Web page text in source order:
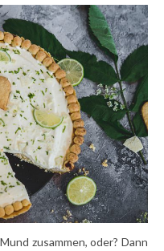
zusammen, oder? Dann